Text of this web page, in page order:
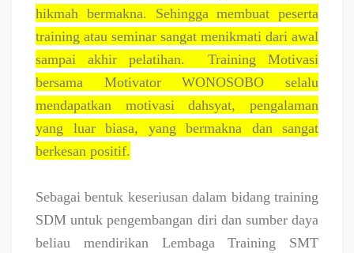
hikmah bermakna. Sehingga membuat peserta
training atau seminar sangat menikmati dari awal
sampai akhir pelatihan.
Training Motivasi
bersama Motivator WONOSOBO selalu
mendapatkan motivasi dahsyat, pengalaman
yang luar biasa, yang bermakna dan sangat
berkesan positif.
Sebagai bentuk keseriusan dalam bidang training
SDM untuk pengembangan diri dan sumber daya
beliau mendirikan Lembaga Training SMT